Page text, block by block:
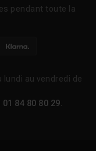
pendant toute la
au vendredi de
01 84 80 80 29